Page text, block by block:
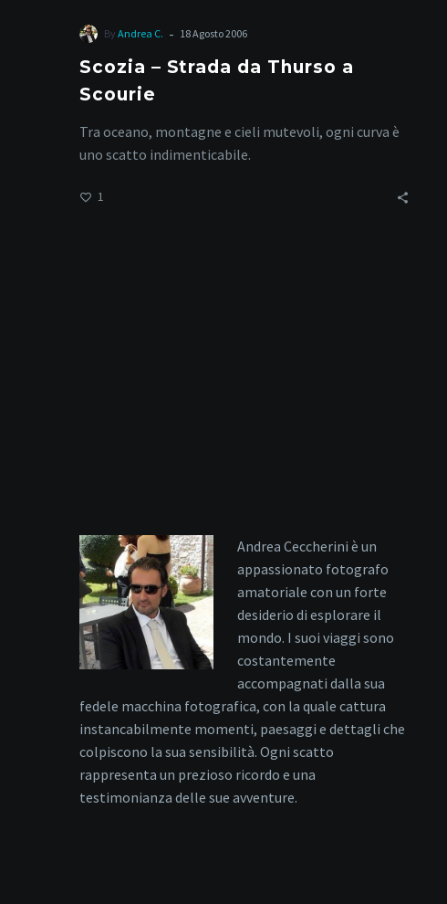
By Andrea C. - 18 Agosto 2006
Scozia – Strada da Thurso a
Scourie
Tra oceano, montagne e cieli mutevoli, ogni curva è
uno scatto indimenticabile.
1
Andrea Ceccherini è un
appassionato fotografo
amatoriale con un forte
desiderio di esplorare il
mondo. I suoi viaggi sono
costantemente
accompagnati dalla sua
fedele macchina fotografica, con la quale cattura
instancabilmente momenti, paesaggi e dettagli che
colpiscono la sua sensibilità. Ogni scatto
rappresenta un prezioso ricordo e una
testimonianza delle sue avventure.